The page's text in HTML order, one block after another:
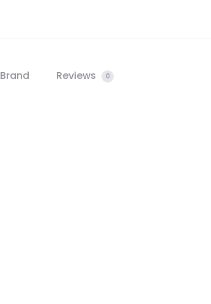
Brand Reviews 0